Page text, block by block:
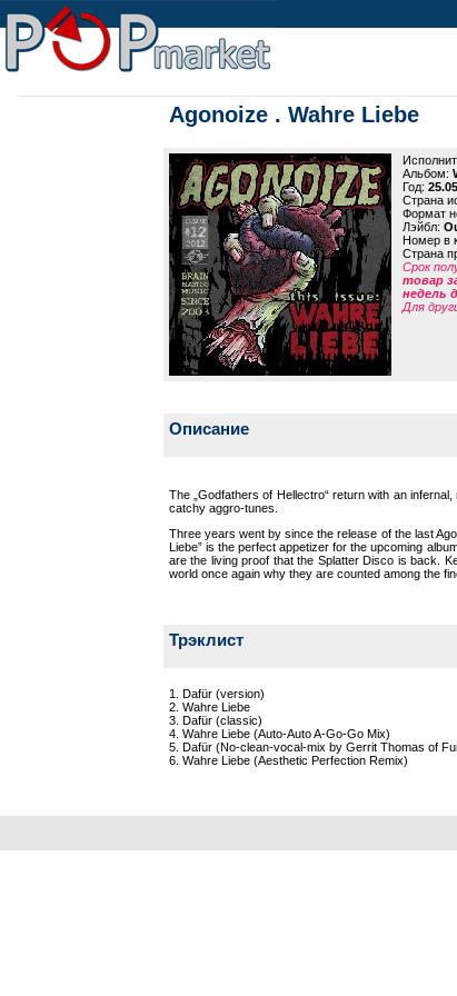
Agonoize . Wahre Liebe
Альбом:
Год:
Страна
Формат
Лэйбл:
Номер в
Страна
Срок
товар
недель
Для
Описание
The „Godfathers of Hellectro“ return with an
catchy aggro-tunes.
Three years went by since the release of the last
Liebe” is the perfect appetizer for the upcoming
are the living proof that the Splatter Disco is back.
world once again why they are counted among the
Трэклист
1. Dafür (version)
2. Wahre Liebe
3. Dafür (classic)
4. Wahre Liebe (Auto-Auto A-Go-Go Mix)
5. Dafür (No-clean-vocal-mix by Gerrit Thomas of
6. Wahre Liebe (Aesthetic Perfection Remix)